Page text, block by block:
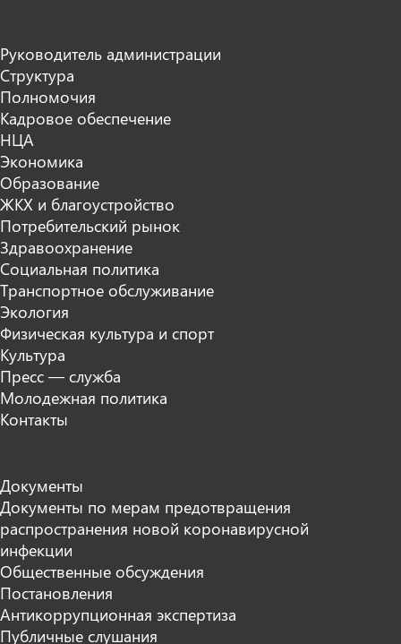
Руководитель администрации
Структура
Полномочия
Кадровое обеспечение
НЦА
Экономика
Образование
ЖКХ и благоустройство
Потребительский рынок
Здравоохранение
Социальная политика
Транспортное обслуживание
Экология
Физическая культура и спорт
Культура
Пресс — служба
Молодежная политика
Контакты
Документы
Документы по мерам предотвращения
распространения новой коронавирусной
инфекции
Общественные обсуждения
Постановления
Антикоррупционная экспертиза
Публичные слушания